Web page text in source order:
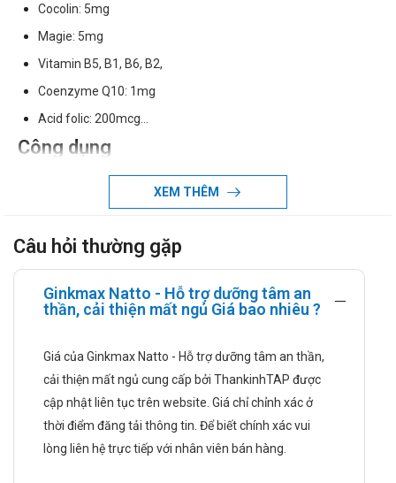
Cocolin: 5mg
Magie: 5mg
Vitamin B5, B1, B6, B2,
Coenzyme Q10: 1mg
Acid folic: 200mcg…
Công dụng
Hỗ trợ dưỡng tâm an thần, giúp ngủ ngon, sâu giấc, hạn chế
ngủ
Đối tượng sử dụng
Người mất ngủ, khó ngủ, ngủ không sâu giấc, giấc ngủ chập
Người mệt mỏi, hồi hộp, lo âu, căng thẳng thần kinh
Liều dùng và cách dùng
Liều dùng:
Ngày 1-2 viên, uống vào buổi tối trước khi ngủ
XEM THÊM
Câu hỏi thường gặp
Ginkmax Natto - Hỗ trợ dưỡng tâm an
thần, cải thiện mất ngủ Giá bao nhiêu ?
Giá của Ginkmax Natto - Hỗ trợ dưỡng tâm an thần,
cải thiện mất ngủ cung cấp bởi ThankinhTAP được
cập nhật liên tục trên website. Giá chỉ chỉnh xác ở
thời điểm đăng tải thông tin. Để biết chính xác vui
lòng liên hệ trực tiếp với nhân viên bán hàng.